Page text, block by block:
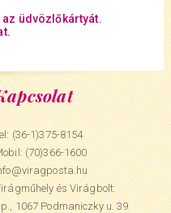
az üdvözlőkártyát.
(36-1)375-8154
(70)366-1600
és Virágbolt:
1067 Podmaniczky u. 39.